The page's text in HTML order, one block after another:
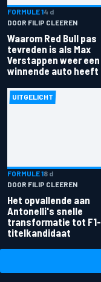
FORMULE 14 d
DOOR FILIP CLEEREN
Waarom Red Bull pas
tevreden is als Max
Verstappen weer een
winnende auto heeft
UITGELICHT
FORMULE 18 d
DOOR FILIP CLEEREN
Het opvallende aan
Antonelli's snelle
transformatie tot F1-
titelkandidaat